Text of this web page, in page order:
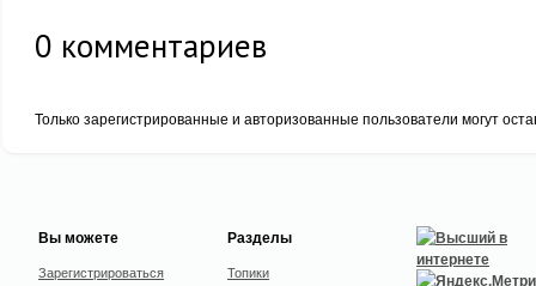
0 комментариев
Только зарегистрированные и авторизованные пользователи могут
Вы можете
Зарегистрироваться
Разделы
Топики